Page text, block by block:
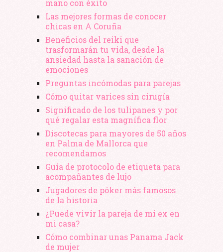
mano​ con éxito
Las mejores formas de conocer
chicas en A Coruña
Beneficios del reiki que
trasformarán tu vida, desde la
ansiedad hasta la sanación de
emociones
Preguntas incómodas para parejas
Cómo quitar varices sin cirugía
Significado de los tulipanes y por
qué regalar esta magnífica flor
Discotecas para mayores de 50 años
en Palma de Mallorca que
recomendamos
Guía de protocolo de etiqueta para
acompañantes de lujo
Jugadores de póker más famosos
de la historia
¿Puede vivir la pareja de mi ex en
mi casa?
Cómo combinar unas Panama Jack
de mujer